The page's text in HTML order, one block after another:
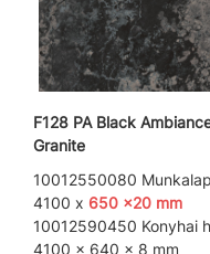
F128 PA Black
Granite
10012550080 Munkalap
4100 x 650 x20 mm
10012590450 Konyhai
4100 x 640 x 8 mm